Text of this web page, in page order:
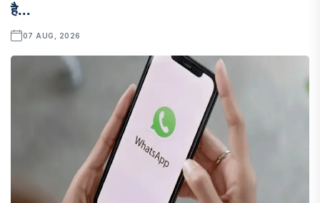
है...
07 AUG, 2026